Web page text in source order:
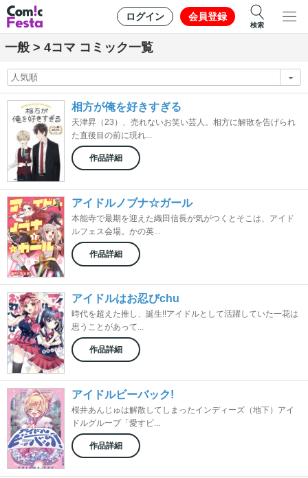
ログイン 会員登録
検索
一般 > 4コマ コミック一覧
相方が俺を好きすぎる
天津昇（23）、売れないお笑い芸人。相方に解散を告げられ
た直後目の前に現れ...
作品詳細
アイドルノブナ☆ガール
本能寺で最期を迎えた織田信長が気がつくとそこは、アイド
ルフェス会場。かの英...
作品詳細
アイドルはお忍びchu
時代を超えた推し、誕生!!アイドルとして活躍していた一花は
思うことがあって...
作品詳細
アイドルビーバック!
桜井あんじゅは解散してしまったインディーズ（地下）アイ
ドルグループ「愛すビ...
作品詳細